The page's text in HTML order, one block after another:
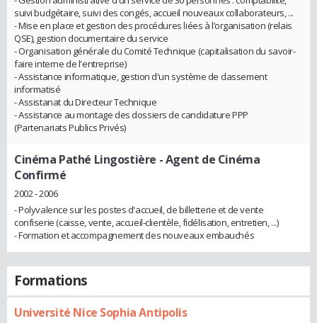
suivi budgétaire, suivi des congés, accueil nouveaux collaborateurs, ...
- Mise en place et gestion des procédures liées à l’organisation (relais
QSE), gestion documentaire du service
- Organisation générale du Comité Technique (capitalisation du savoir-
faire interne de l'entreprise)
- Assistance informatique, gestion d'un système de classement
informatisé
- Assistanat du Directeur Technique
- Assistance au montage des dossiers de candidature PPP
(Partenariats Publics Privés)
Cinéma Pathé Lingostière - Agent de Cinéma
Confirmé
2002 - 2006
- Polyvalence sur les postes d'accueil, de billetterie et de vente
confiserie (caisse, vente, accueil-clientèle, fidélisation, entretien, ...)
- Formation et accompagnement des nouveaux embauchés
Formations
Université Nice Sophia Antipolis